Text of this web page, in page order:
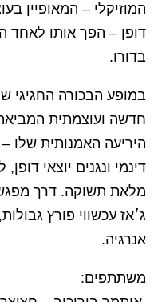
המוזיקלי – המאופיין
דופן – הפך אותו לאחד
בדורו.
חדשה ועוצמתית
היריעה האמנותית שלו –
דינמי ונגנים יוצאי
מלאת תשוקה. דרך מפגש
ג׳אז עכשווי פורץ
אנרגיה.
משתתפים: